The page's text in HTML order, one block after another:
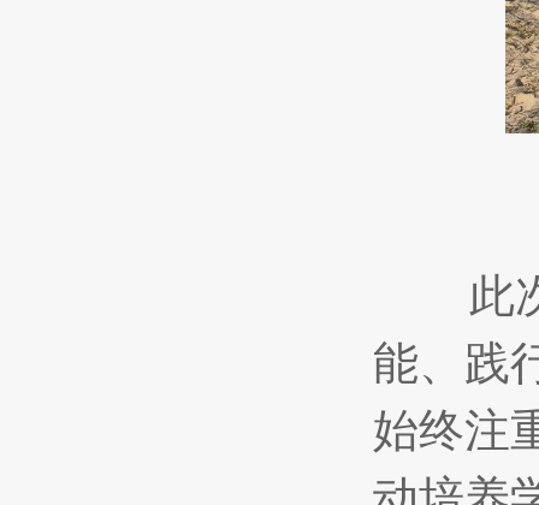
此次
能、践
始终注